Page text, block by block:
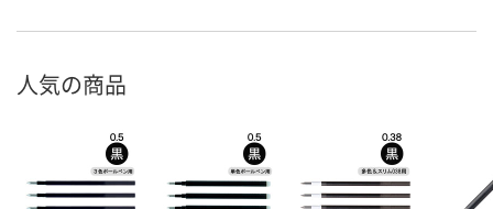
人気の商品